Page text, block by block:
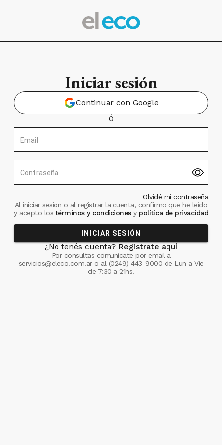
Iniciar sesión
Continuar con Google
Ó
Email
Contraseña
Olvidé mi contraseña
Al iniciar sesión o al registrar la cuenta, confirmo que he leído
y acepto los términos y condiciones ypolítica de privacidad
.
INICIAR SESIÓN
¿No tenés cuenta? Registrate aquí
Por consultas comunicate por email a
servicios@eleco.com.aro al (0249) 443-9000 de Lun a Vie
de 7:30 a 21hs.